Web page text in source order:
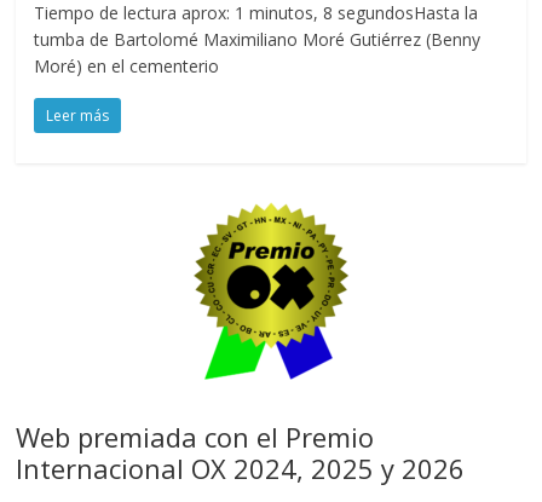
Tiempo de lectura aprox: 1 minutos, 8 segundosHasta la
tumba de Bartolomé Maximiliano Moré Gutiérrez (Benny
Moré) en el cementerio
Leer más
Web premiada con el Premio
Internacional OX 2024, 2025 y 2026